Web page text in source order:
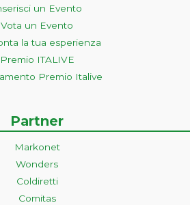
un Evento
Vota un Evento
la tua esperienza
Premio ITALIVE
Premio Italive
Partner
Markonet
Wonders
Coldiretti
Comitas